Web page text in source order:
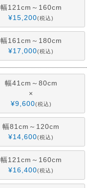
幅121cm～160cm
¥15,200 税込
幅161cm～180cm
¥17,000 税込
幅41cm～80cm
×
¥9,600 税込
幅81cm～120cm
¥14,600 税込
幅121cm～160cm
¥16,400 税込